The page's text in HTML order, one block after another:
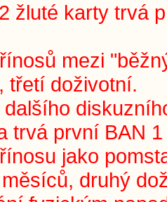
žluté karty trvá
mezi
třetí doživotní.
trvá první BAN
jako
druhý